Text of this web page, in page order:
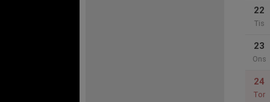
22
Tis
23
Ons
24
Tor